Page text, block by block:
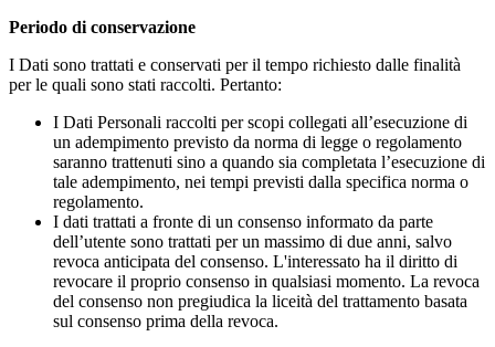
Periodo di conservazione
I Dati sono trattati e conservati per il tempo richiesto dalle finalità
per le quali sono stati raccolti. Pertanto:
I Dati Personali raccolti per scopi collegati all’esecuzione di
un adempimento previsto da norma di legge o regolamento
saranno trattenuti sino a quando sia completata l’esecuzione di
tale adempimento, nei tempi previsti dalla specifica norma o
regolamento.
I dati trattati a fronte di un consenso informato da parte
dell’utente sono trattati per un massimo di due anni, salvo
revoca anticipata del consenso. L'interessato ha il diritto di
revocare il proprio consenso in qualsiasi momento. La revoca
del consenso non pregiudica la liceità del trattamento basata
sul consenso prima della revoca.